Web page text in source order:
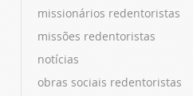
missionários redentoristas
missões redentoristas
notícias
obras sociais redentoristas